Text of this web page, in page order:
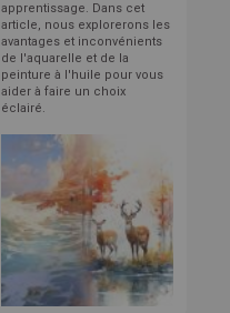
apprentissage. Dans cet
article, nous explorerons les
avantages et inconvénients
de l'aquarelle et de la
peinture à l'huile pour vous
aider à faire un choix
éclairé.